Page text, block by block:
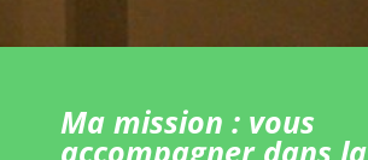
Ma mission : vous
accompagner dans la